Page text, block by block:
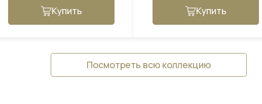
Купить Купить
Посмотреть всю коллекцию